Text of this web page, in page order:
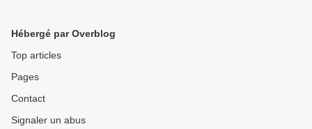
Hébergé par Overblog
Top articles
Pages
Contact
Signaler un abus